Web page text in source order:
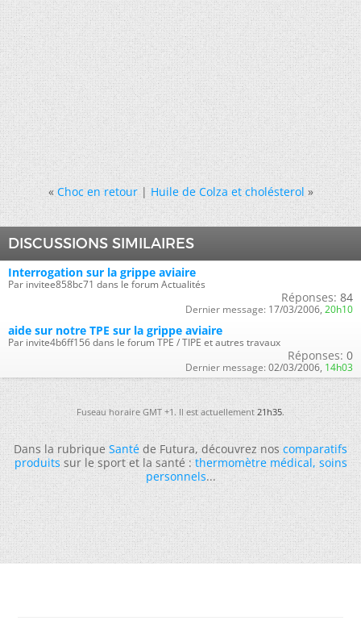
« Choc en retour|Huile de Colza et cholésterol »
DISCUSSIONS SIMILAIRES
Interrogation sur la grippe aviaire
Par invitee858bc71 dans le forum Actualités
Réponses: 84
Dernier message: 17/03/2006, 20h10
aide sur notre TPE sur la grippe aviaire
Par invite4b6ff156 dans le forum TPE / TIPE et autres travaux
Réponses: 0
Dernier message: 02/03/2006, 14h03
Fuseau horaire GMT +1. Il est actuellement21h35.
Dans la rubriqueSantéde Futura, découvrez noscomparatifs
produitssur le sport et la santé :thermomètre médical,soins
personnels...